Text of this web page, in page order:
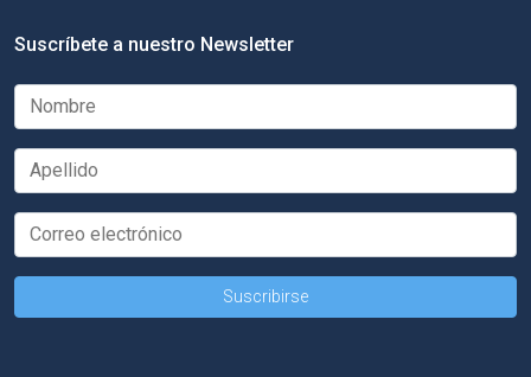
Suscríbete a nuestro Newsletter